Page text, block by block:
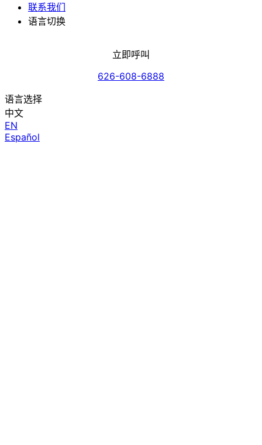
联系我们
语言切换
立即呼叫
626-608-6888
语言选择
中文
EN
Español